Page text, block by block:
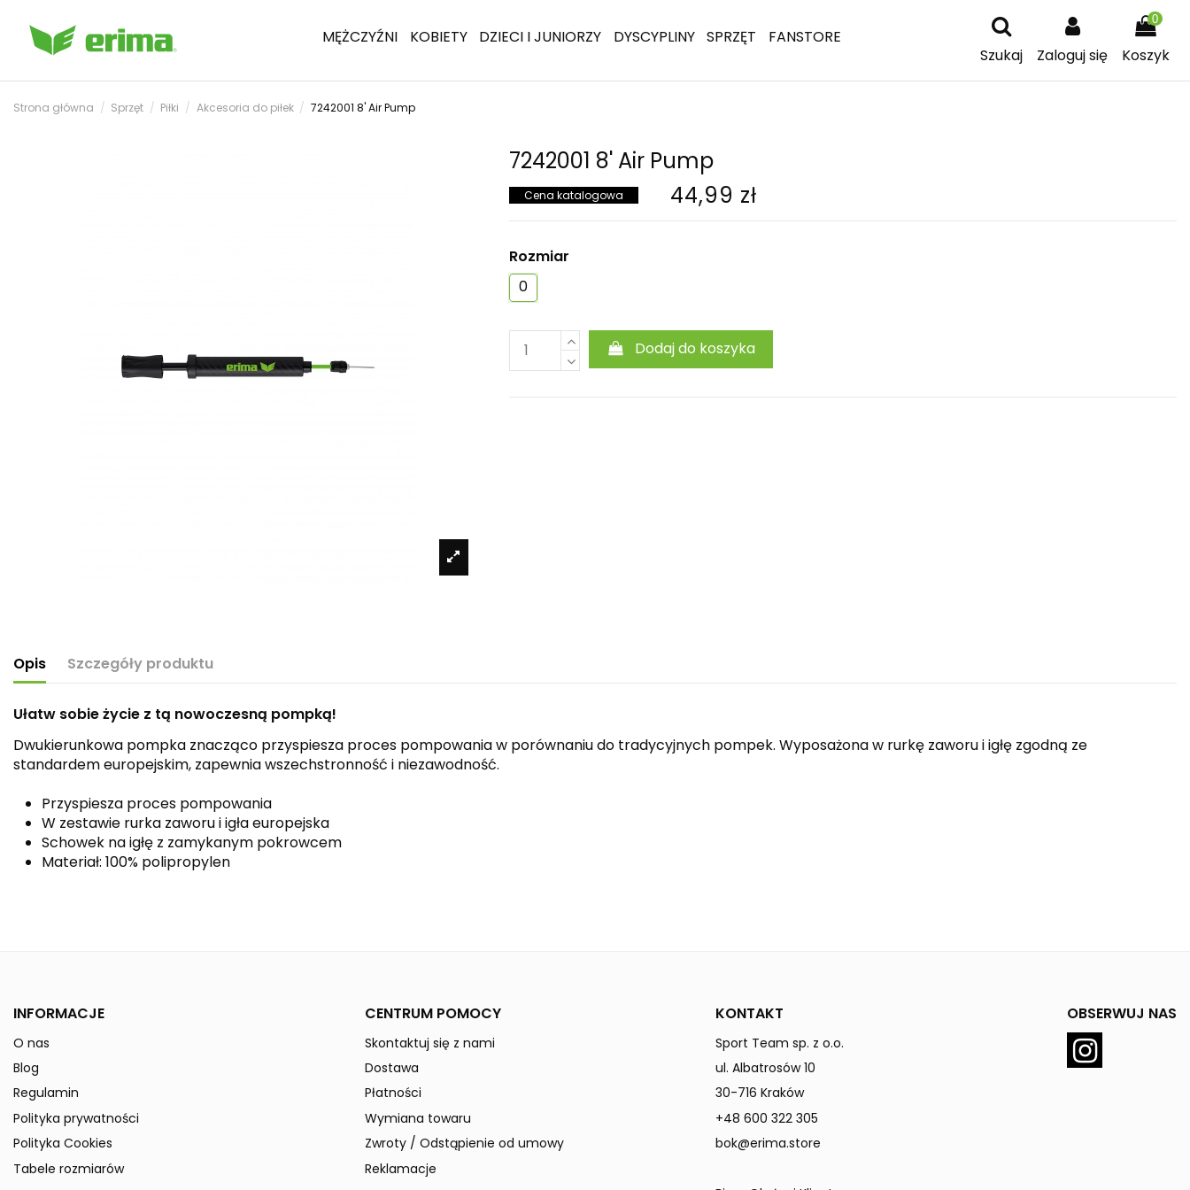
MĘŻCZYŹNI KOBIETY DZIECI I JUNIORZY DYSCYPLINY SPRZĘT
FANSTORE
Szukaj
Zaloguj się
0
Koszyk
Strona główna Sprzęt Piłki Akcesoria do piłek 7242001 8' Air Pump
7242001 8' Air Pump
Cena katalogowa 44,99 zł
Rozmiar
0
Dodaj do koszyka
Opis Szczegóły produktu
Ułatw sobie życie z tą nowoczesną pompką!
Dwukierunkowa pompka znacząco przyspiesza proces pompowania w porównaniu do tradycyjnych pompek. Wyposażona w rurkę zaworu i igłę zgodną ze
standardem europejskim, zapewnia wszechstronność i niezawodność.
Przyspiesza proces pompowania
W zestawie rurka zaworu i igła europejska
Schowek na igłę z zamykanym pokrowcem
Materiał: 100% polipropylen
ean134043523987607
» Podmiot odpowiedzialny
INFORMACJE
O nas
Blog
Regulamin
Polityka prywatności
Polityka Cookies
Tabele rozmiarów
CENTRUM POMOCY
Skontaktuj się z nami
Dostawa
Płatności
Wymiana towaru
Zwroty / Odstąpienie od umowy
Reklamacje
KONTAKT
Sport Team sp. z o.o.
ul. Albatrosów 10
30-716 Kraków
+48 600 322 305
bok@erima.store
OBSERWUJ NAS